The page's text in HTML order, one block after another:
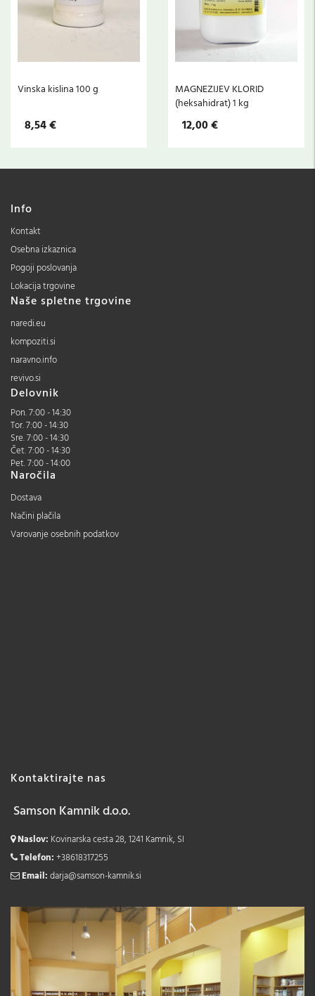
Vinska kislina 100 g
8,54 €
MAGNEZIJEV KLORID
(heksahidrat) 1 kg
12,00 €
Info
Kontakt
Osebna izkaznica
Pogoji poslovanja
Lokacija trgovine
Naše spletne trgovine
naredi.eu
kompoziti.si
naravno.info
revivo.si
Delovnik
Pon. 7:00 - 14:30
Tor. 7:00 - 14:30
Sre. 7:00 - 14:30
Čet. 7:00 - 14:30
Pet. 7:00 - 14:00
Naročila
Dostava
Načini plačila
Varovanje osebnih podatkov
Kontaktirajte nas
Samson Kamnik d.o.o.
Naslov: Kovinarska cesta 28, 1241 Kamnik, SI
Telefon:+38618317255
Email:darja@samson-kamnik.si